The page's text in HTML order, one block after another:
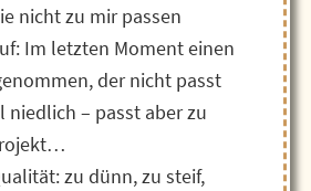
nicht zu mir passen
Im letzten Moment einen
der nicht passt
niedlich – passt aber zu
zu dünn, zu steif,